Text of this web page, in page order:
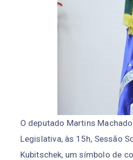
O deputado Martins
Legislativa, às 15h, Sessão
Kubitschek, um símbolo de